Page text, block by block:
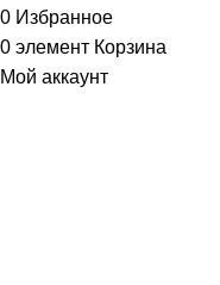
0 Избранное
0 элемент Корзина
Мой аккаунт